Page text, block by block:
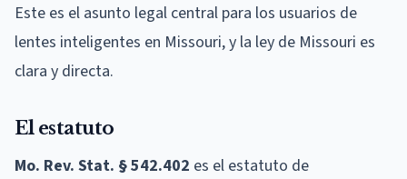
Este es el asunto legal central para los usuarios de
lentes inteligentes en Missouri, y la ley de Missouri es
clara y directa.
El estatuto
Mo. Rev. Stat. § 542.402 es el estatuto de